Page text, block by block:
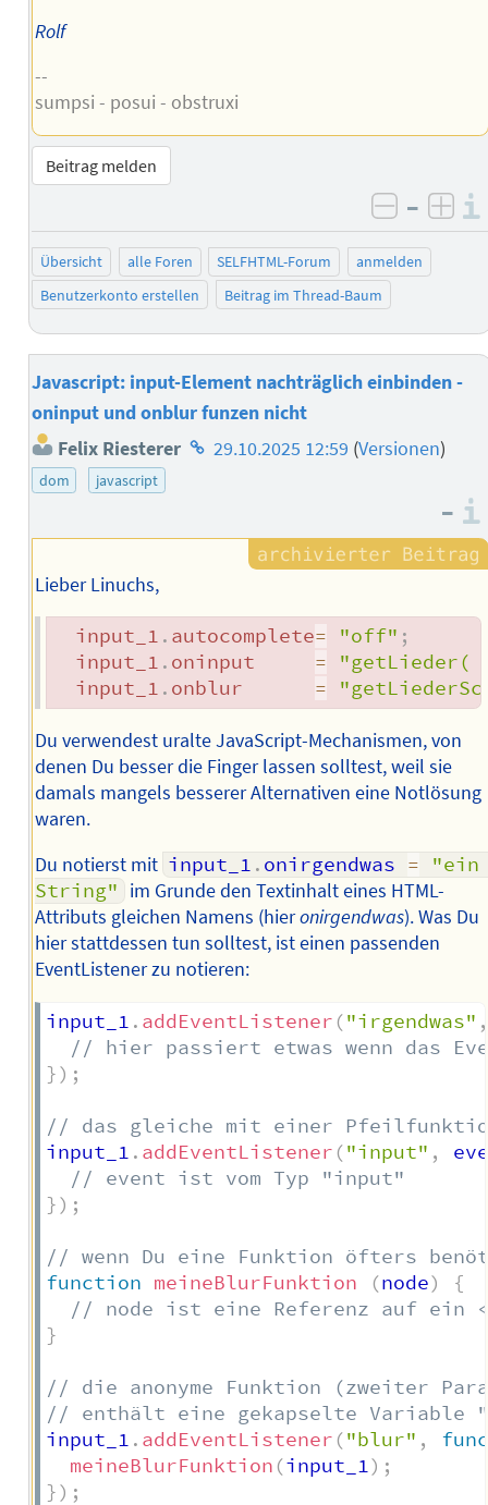
Rolf
--
sumpsi - posui - obstruxi
Beitrag melden
negativ
–
Übersicht alle Foren SELFHTML-Forum
anmelden
Benutzerkonto erstellen
Beitrag im Thread-Baum
Javascript: input-Element nachträglich einbinden -
oninput und onblur funzen nicht
Felix Riesterer Homepage
29.10.2025 12:59 (Versionen)
dom javascript
–
Lieber Linuchs,
  input_1
. autocomplete= "off" ;
  input_1
. oninput =
  input_1
. onblur =
Du verwendest uralte JavaScript-Mechanismen, von
denen Du besser die Finger lassen solltest, weil sie
damals mangels besserer Alternativen eine Notlösung
waren.
Du notierst mit input_1 . onirgendwas =
"ein
String" im Grunde den Textinhalt eines HTML-
Attributs gleichen Namens (hieronirgendwas). Was Du
hier stattdessen tun solltest, ist einen passenden
EventListener zu notieren:
input_1 . addEventListener ("irgendwas" ,
// hier passiert etwas wenn das
}) ;
// das gleiche mit einer
input_1 . addEventListener ("input" ,
// event ist vom Typ "input"
}) ;
// wenn Du eine Funktion öfters
function meineBlurFunktion (node)
{
// node ist eine Referenz auf ein
}
// die anonyme Funktion (zweiter
// enthält eine gekapselte Variable
input_1 . addEventListener ("blur" ,
meineBlurFunktion (input_1) ;
}) ;